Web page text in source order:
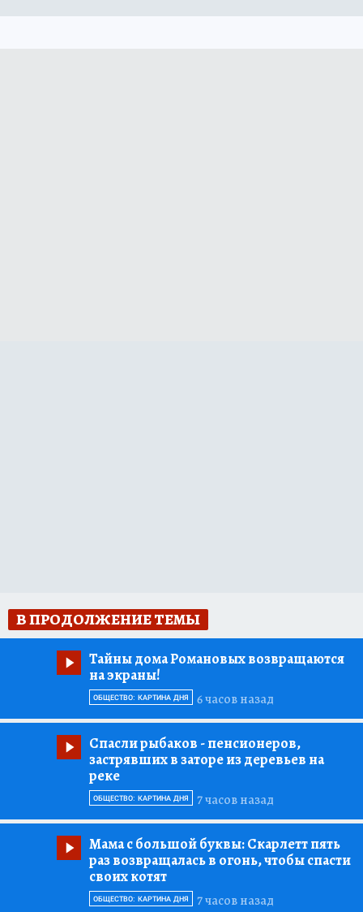
В ПРОДОЛЖЕНИЕ ТЕМЫ
Тайны дома Романовых возвращаются
на экраны!
6 часов назад
ОБЩЕСТВО: КАРТИНА ДНЯ
Спасли рыбаков - пенсионеров,
застрявших в заторе из деревьев на
реке
7 часов назад
ОБЩЕСТВО: КАРТИНА ДНЯ
Мама с большой буквы:Скарлетт пять
раз возвращалась в огонь, чтобы спасти
своих котят
7 часов назад
ОБЩЕСТВО: КАРТИНА ДНЯ